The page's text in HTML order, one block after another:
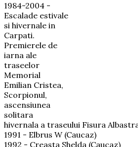
1984-2004 -
Escalade estivale
si hivernale in
Carpati.
Premierele de
iarna ale
traseelor
Memorial
Emilian Cristea,
Scorpionul,
ascensiunea
solitara
hivernala a traseului Fisura
1991 - Elbrus W (Caucaz)
1992 - Creasta Shelda (Caucaz)